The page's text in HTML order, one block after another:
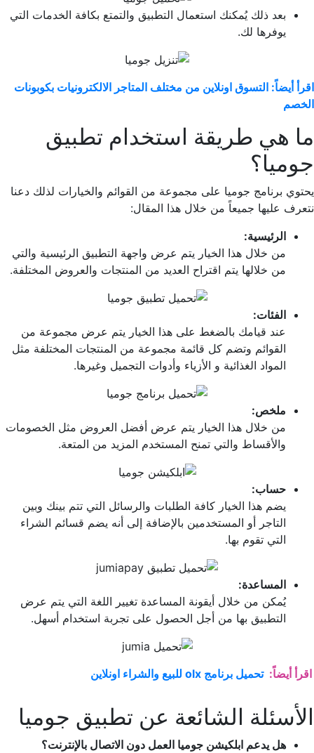
بعد ذلك يُمكنك استعمال التطبيق والتمتع بكافة الخدمات التي
يوفرها لك.
اقرأ أيضاً: التسوق اونلاين من مختلف المتاجر الالكترونيات بكوبونات
الخصم
ما هي طريقة استخدام تطبيق
جوميا؟
يحتوي برنامج جوميا على مجموعة من القوائم والخيارات لذلك دعنا
نتعرف عليها جميعاً من خلال هذا المقال:
الرئيسية:
من خلال هذا الخيار يتم عرض واجهة التطبيق الرئيسية والتي
من خلالها يتم اقتراح العديد من المنتجات والعروض المختلفة.
الفئات:
عند قيامك بالضغط على هذا الخيار يتم عرض مجموعة من
القوائم وتضم كل قائمة مجموعة من المنتجات المختلفة مثل
المواد الغذائية و الأزياء وأدوات التجميل وغيرها.
ملخص:
من خلال هذا الخيار يتم عرض أفضل العروض مثل الخصومات
والأقساط والتي تمنح المستخدم المزيد من المتعة.
حساب:
يضم هذا الخيار كافة الطلبات والرسائل التي تتم بينك وبين
التاجر أو المستخدمين بالإضافة إلى أنه يضم قسائم الشراء
التي تقوم بها.
المساعدة:
يُمكن من خلال أيقونة المساعدة تغيير اللغة التي يتم عرض
التطبيق بها من أجل الحصول على تجربة استخدام أسهل.
اقرأ أيضاً: تحميل برنامج olx للبيع والشراء اونلاين
الأسئلة الشائعة عن تطبيق جوميا
هل يدعم ابلكيشن جوميا العمل دون الاتصال بالإنترنت؟